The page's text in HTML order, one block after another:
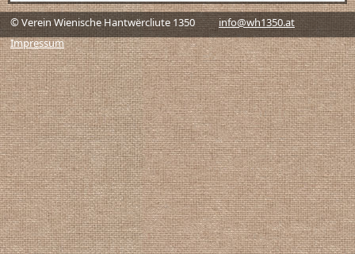
© Verein Wienische Hantwërcliute 1350
info@wh1350.at
Impressum